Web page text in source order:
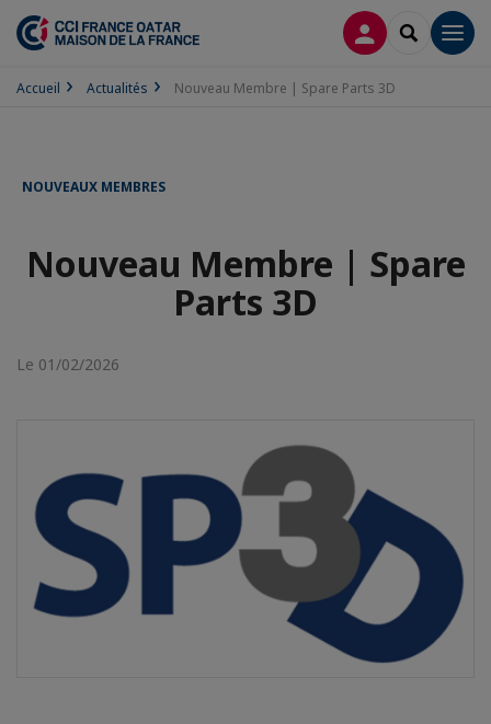
CONNEXION
Accueil Actualités Nouveau Membre | Spare Parts 3D
NOUVEAUX MEMBRES
Nouveau Membre | Spare
Parts 3D
Le 01/02/2026